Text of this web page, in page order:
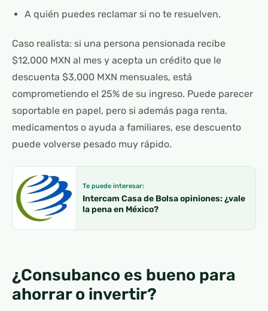
A quién puedes reclamar si no te resuelven.
Caso realista: si una persona pensionada recibe
$12,000 MXN al mes y acepta un crédito que le
descuenta $3,000 MXN mensuales, está
comprometiendo el 25% de su ingreso. Puede parecer
soportable en papel, pero si además paga renta,
medicamentos o ayuda a familiares, ese descuento
puede volverse pesado muy rápido.
Te puede interesar:
Intercam Casa de Bolsa opiniones: ¿vale
la pena en México?
¿Consubanco es bueno para
ahorrar o invertir?